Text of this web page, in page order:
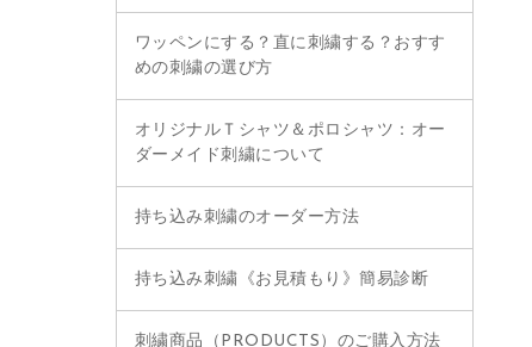
ワッペンにする？直に刺繍する？おすす
めの刺繍の選び方
オリジナルＴシャツ＆ポロシャツ：オー
ダーメイド刺繍について
持ち込み刺繍のオーダー方法
持ち込み刺繍《お見積もり》簡易診断
刺繍商品（PRODUCTS）のご購入方法